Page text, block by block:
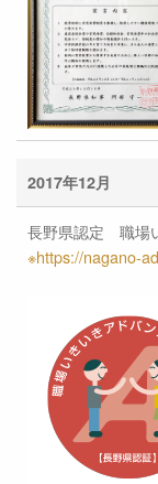
2017年12月
長野県認定 職場
※https://nagano-